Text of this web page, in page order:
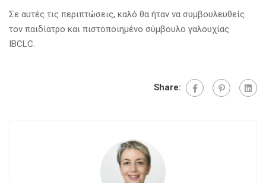
Σε αυτές τις περιπτώσεις, καλό θα ήταν να συμβουλευθείς
τον παιδίατρο και πιστοποιημένο σύμβουλο γαλουχίας
IBCLC.
Share: